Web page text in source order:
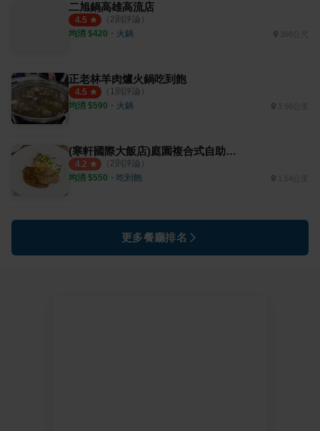
二旭鍋高雄高流店
4.5 （ 2則評論）
均消 $420 ・ 火鍋
正老林羊肉爐火鍋吃到飽
4.5 （ 1則評論）
均消 $590 ・ 火鍋
(寒軒國際大飯店)庭園複合式自助餐廳
4.2 （ 2則評論）
均消 $550 ・ 吃到飽 1.54公里
更多餐廳排名